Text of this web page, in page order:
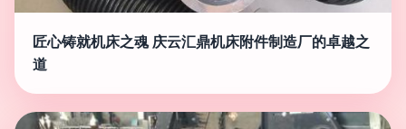
匠心铸就机床之魂 庆云汇鼎机床附件制造厂的卓越之
道